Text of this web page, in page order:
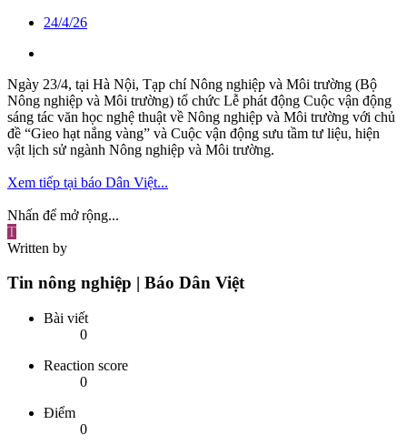
24/4/26
Ngày 23/4, tại Hà Nội, Tạp chí Nông nghiệp và Môi trường (Bộ
Nông nghiệp và Môi trường) tổ chức Lễ phát động Cuộc vận động
sáng tác văn học nghệ thuật về Nông nghiệp và Môi trường với chủ
đề “Gieo hạt nắng vàng” và Cuộc vận động sưu tầm tư liệu, hiện
vật lịch sử ngành Nông nghiệp và Môi trường.
Xem tiếp tại báo Dân Việt...
Nhấn để mở rộng...
T
Written by
Tin nông nghiệp | Báo Dân Việt
Bài viết
0
Reaction score
0
Điểm
0